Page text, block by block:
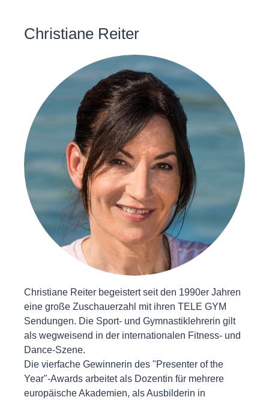
Christiane Reiter
Christiane Reiter begeistert seit den 1990er Jahren
eine große Zuschauerzahl mit ihren TELE GYM
Sendungen. Die Sport- und Gymnastiklehrerin gilt
als wegweisend in der internationalen Fitness- und
Dance-Szene.
Die vierfache Gewinnerin des "Presenter of the
Year"-Awards arbeitet als Dozentin für mehrere
europäische Akademien, als Ausbilderin in